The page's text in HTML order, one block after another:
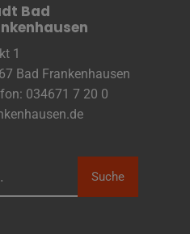
Bad
1
Bad Frankenhausen
034671 7 20 0
Suche
zur Darstellung der
verwendet werden
Agentur Für
(ThAFF)
SecondredSession